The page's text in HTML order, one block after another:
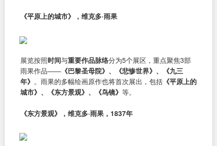
《平原上的城市》，维克多·雨果
展览按照时间与重要作品脉络分为5个展区，重点聚焦3部
雨果作品—— 《巴黎圣母院》、《悲惨世界》、《九三
年》 。雨果的多幅绘画原作也将首次展出，包括 《平原上的
城市》、《东方景观》、《鸟镜》 等。
《东方景观》，维克多·雨果，1837年